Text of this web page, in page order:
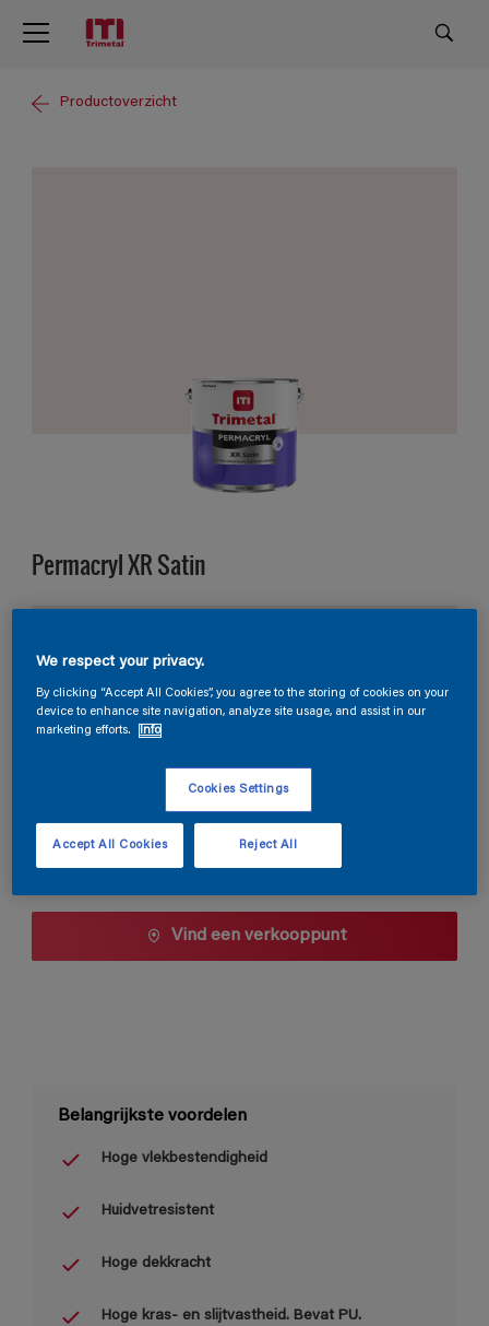
Productoverzicht
Permacryl XR Satin
Verpakkingsgrootte
Verfcalculator
Vind een verkooppunt
Belangrijkste voordelen
Hoge vlekbestendigheid
Huidvetresistent
Hoge dekkracht
Hoge kras- en slijtvastheid. Bevat PU.
We respect your privacy.
By clicking “Accept All Cookies”, you agree to the storing of cookies on your
device to enhance site navigation, analyze site usage, and assist in our
marketing efforts.
Info
Cookies Settings
Reject All
Accept All Cookies